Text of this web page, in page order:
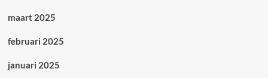
maart 2025
februari 2025
januari 2025